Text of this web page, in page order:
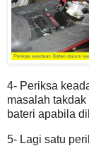
4- Periksa
masalah
bateri apabila
5- Lagi satu